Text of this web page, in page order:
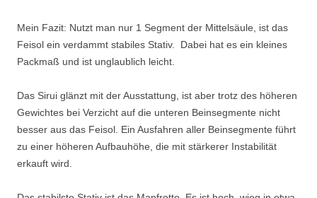
Mein Fazit: Nutzt man nur 1 Segment der Mittelsäule, ist das
Feisol ein verdammt stabiles Stativ. Dabei hat es ein kleines
Packmaß und ist unglaublich leicht.
Das Sirui glänzt mit der Ausstattung, ist aber trotz des höheren
Gewichtes bei Verzicht auf die unteren Beinsegmente nicht
besser aus das Feisol. Ein Ausfahren aller Beinsegmente führt
zu einer höheren Aufbauhöhe, die mit stärkerer Instabilität
erkauft wird.